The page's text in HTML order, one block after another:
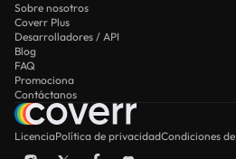
Sobre nosotros
Coverr Plus
Desarrolladores / API
Blog
FAQ
Promociona
Contáctanos
LicenciaPolítica de privacidadCondiciones